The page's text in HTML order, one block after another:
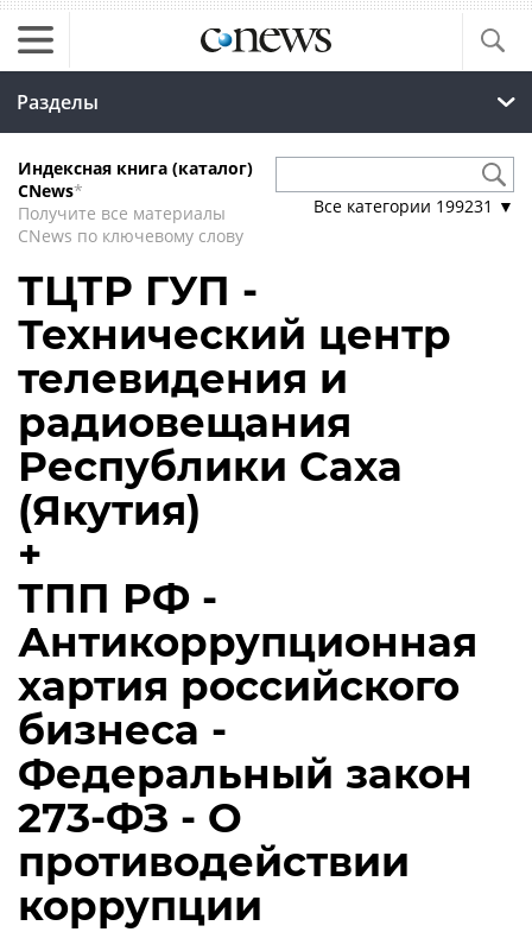
Разделы
Индексная книга (каталог)
CNews*
Получите все материалы
CNews по ключевому слову
Все категории 199231 ▼
ТЦТР ГУП -
Технический центр
телевидения и
радиовещания
Республики Саха
(Якутия)
+
ТПП РФ -
Антикоррупционная
хартия российского
бизнеса -
Федеральный закон
273-ФЗ - О
противодействии
коррупции